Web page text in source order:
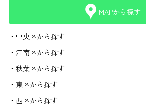
MAPから探す
・中央区から探す
・江南区から探す
・秋葉区から探す
・東区から探す
・西区から探す